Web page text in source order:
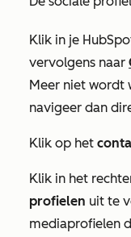
Klik in je
vervolgens naar
Meer niet wordt
navigeer dan
Klik op het
Klik in het
profielen uit te
mediaprofielen